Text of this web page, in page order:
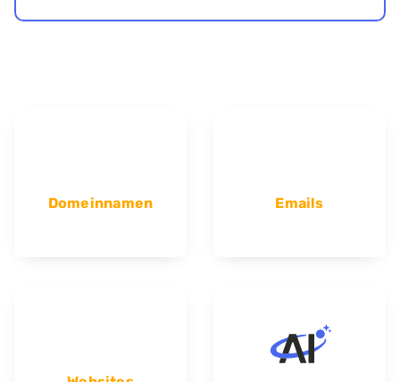
Domeinnamen Emails